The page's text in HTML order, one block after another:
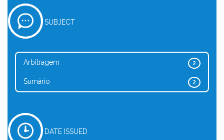
SUBJECT
2
Arbitragem
2
Sumário
DATE ISSUED